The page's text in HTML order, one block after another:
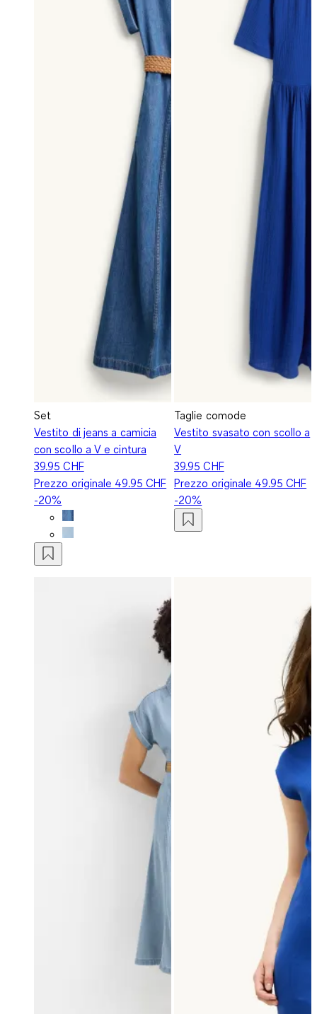
Set
Vestito di jeans a camicia
con scollo a V e cintura
39.95 CHF
Prezzo originale 49.95 CHF
-20%
Taglie comode
Vestito svasato con scollo a
V
39.95 CHF
Prezzo originale 49.95 CHF
-20%